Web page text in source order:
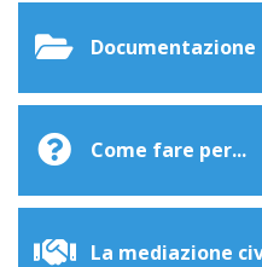
Documentazione
Come fare per...
La mediazione